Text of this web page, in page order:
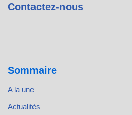
Contactez-nous
Sommaire
A la une
Actualités